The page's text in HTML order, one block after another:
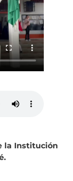
la Institución